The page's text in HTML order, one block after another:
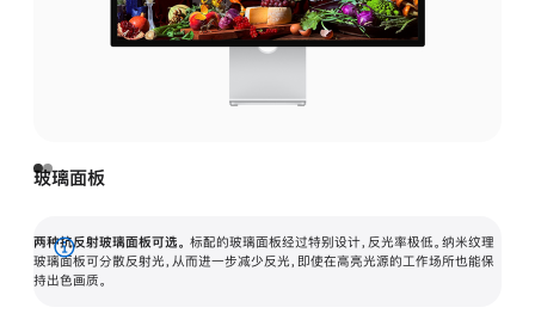
玻璃面板
两种抗反射玻璃面板可选。 标配的玻璃面板经过特别设计，反光率极低。纳米纹理
玻璃面板可分散反射光，从而进一步减少反光，即使在高亮光源的工作场所也能保
持出色画质。
展
开